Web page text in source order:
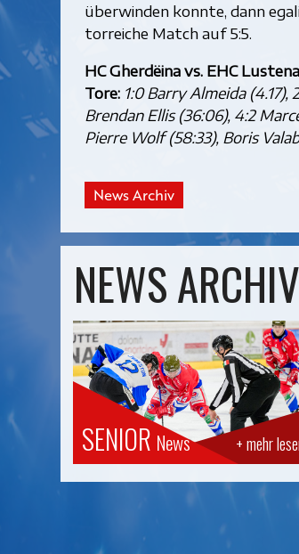
überwinden konnte, dann
torreiche Match auf 5:5.
HC Gherdëina vs. EHC
Tore: 1:0 Barry Almeida (4.17),
Brendan Ellis (36:06), 4:2
Pierre Wolf (58:33), Boris
News Archiv
NEWS
+ mehr
SENIOR News